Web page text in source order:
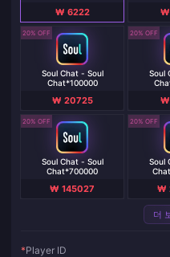
₩ 6222 ₩
20% OFF
Soul Chat - Soul
Chat*100000
₩ 20725
20% OFF
Soul
₩
20% OFF
Soul Chat - Soul
Chat*700000
₩ 145027
20% OFF
Soul
₩
더
*Player ID